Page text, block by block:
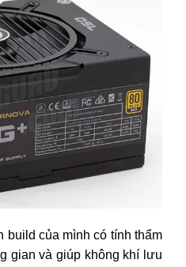
build của mình có tính thẩm
gian và giúp không khí lưu